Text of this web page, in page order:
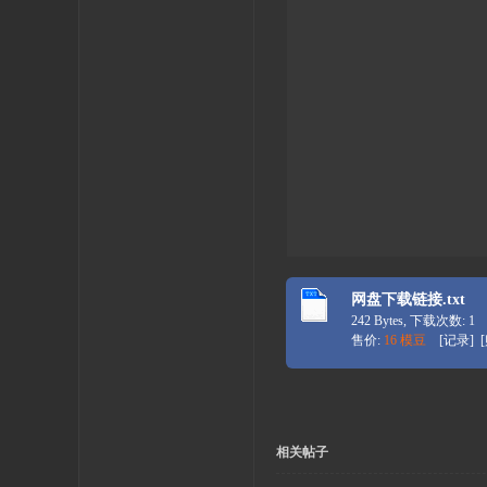
网盘下载链接.txt
242 Bytes, 下载次数: 1
售价: 16 模豆 [记录] [
相关帖子